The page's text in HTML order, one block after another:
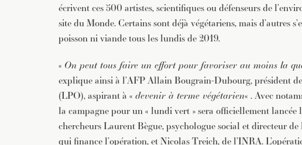
écrivent ces 500 artistes, scientifiques ou défenseurs de
site du Monde. Certains sont déjà végétariens, mais d’autres
poisson ni viande tous les lundis de 2019.
« On peut tous faire un effort pour favoriser au moins la
explique ainsi à l’AFP Allain Bougrain-Dubourg, président
(LPO), aspirant à « devenir à terme végétarien« . Avec
la campagne pour un « lundi vert » sera officiellement lancée
chercheurs Laurent Bègue, psychologue social et directeur de
qui finance l’opération, et Nicolas Treich, de l’INRA.